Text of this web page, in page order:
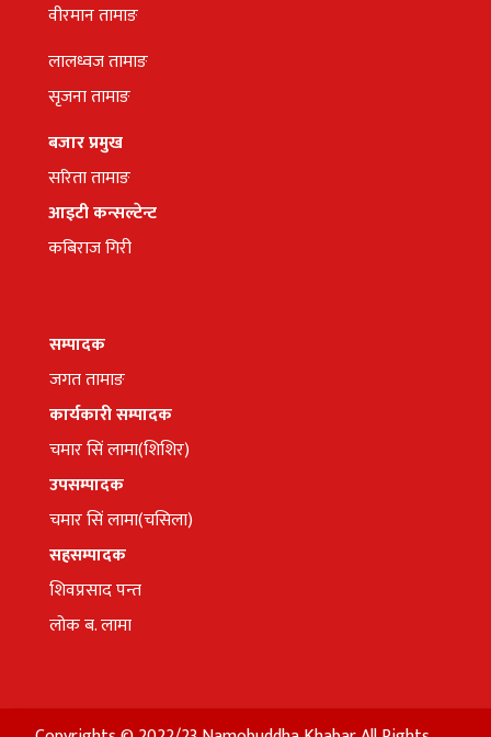
वीरमान तामाङ
लालध्वज तामाङ
सृजना तामाङ
बजार प्रमुख
सरिता तामाङ
आइटी कन्सल्टेन्ट
कबिराज गिरी
सम्पादक
जगत तामाङ
कार्यकारी सम्पादक
चमार सिं लामा(शिशिर)
उपसम्पादक
चमार सिं लामा(चसिला)
सहसम्पादक
शिवप्रसाद पन्त
लोक ब. लामा